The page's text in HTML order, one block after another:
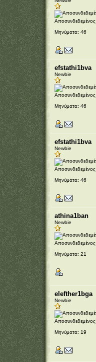
Αποσυνδεδεμένος
Μηνύματα: 46
efstathi1bva
Newbie
Αποσυνδεδεμένος
Μηνύματα: 46
efstathi1bva
Newbie
Αποσυνδεδεμένος
Μηνύματα: 46
athina1ban
Newbie
Αποσυνδεδεμένος
Μηνύματα: 21
elefther1bga
Newbie
Αποσυνδεδεμένος
Μηνύματα: 19